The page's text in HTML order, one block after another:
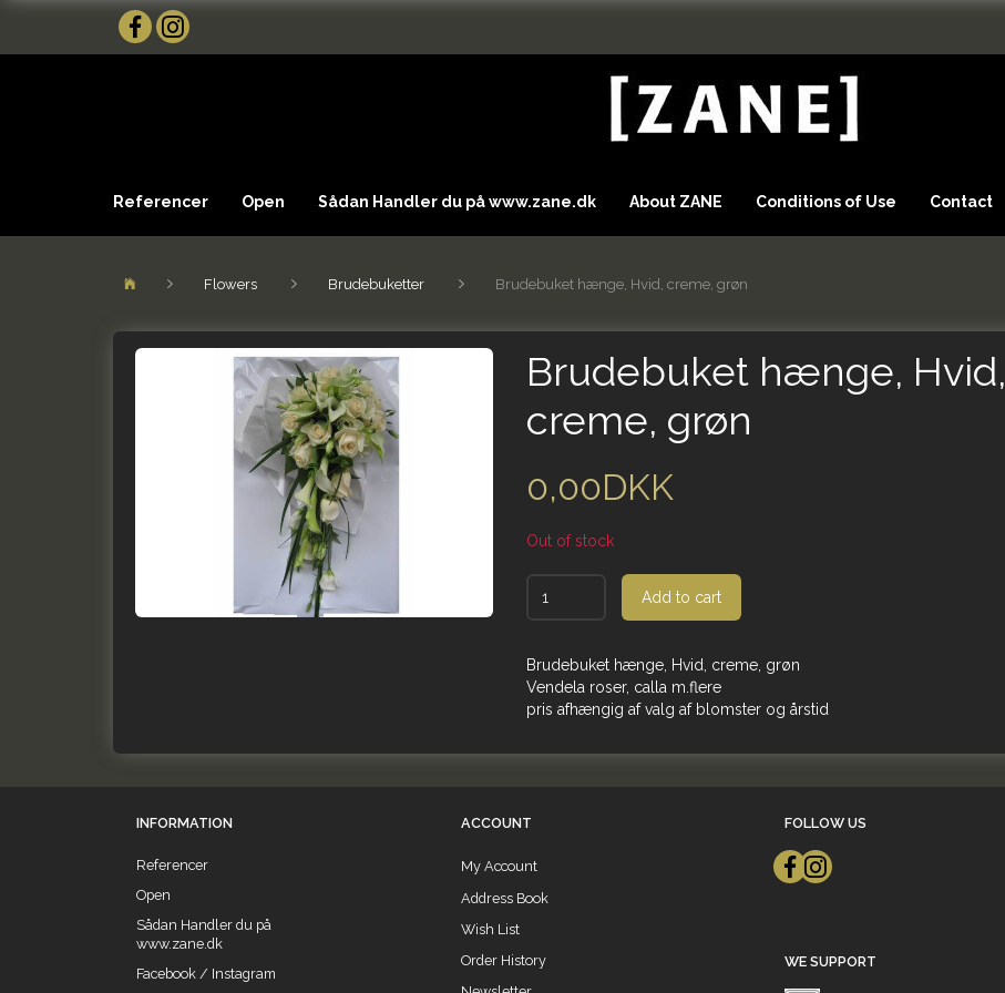
Referencer Open Sådan Handler du på www.zane.dk About ZANE Conditions of Use Contact
Flowers Brudebuketter Brudebuket hænge, Hvid, creme, grøn
Brudebuket hænge, Hvid,
creme, grøn
0,00DKK
Out of stock
Add to cart
Brudebuket hænge, Hvid, creme, grøn
Vendela roser, calla m.flere
pris afhængig af valg af blomster og årstid
INFORMATION
Referencer
Open
Sådan Handler du på
www.zane.dk
Facebook / Instagram
ACCOUNT
My Account
Address Book
Wish List
Order History
FOLLOW US
WE SUPPORT